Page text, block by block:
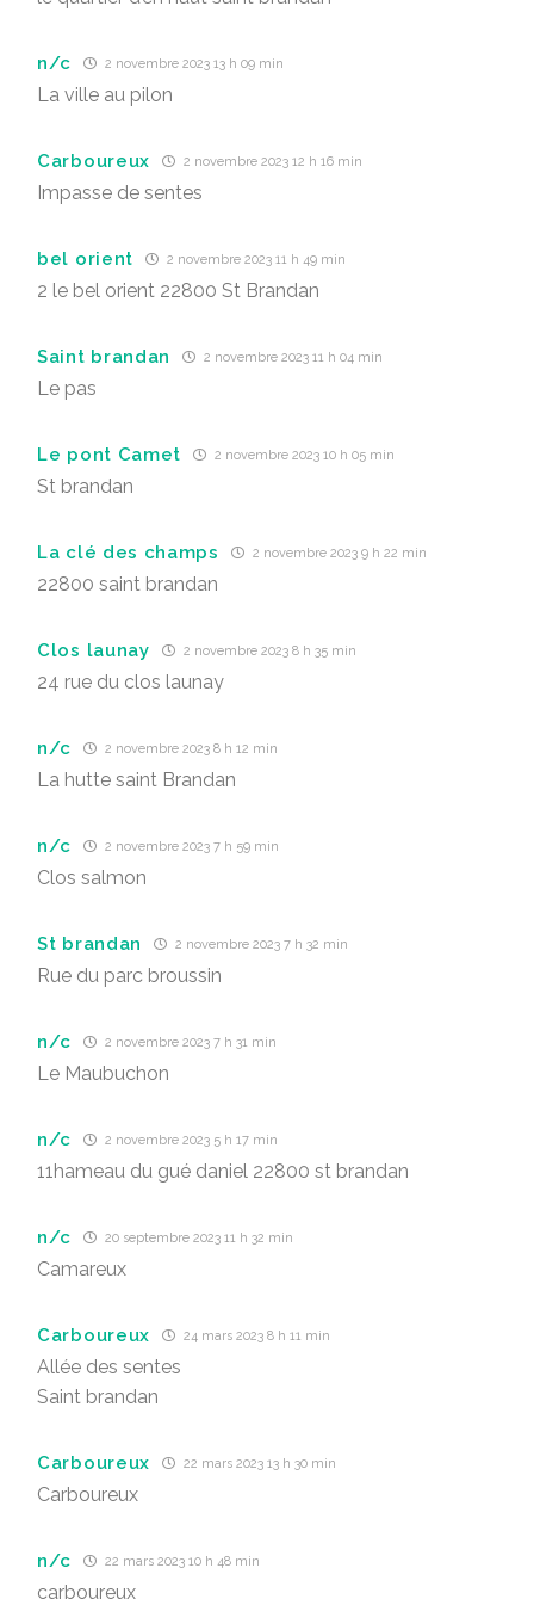
n/c 2 novembre 2023 13 h 09 min
La ville au pilon
Carboureux 2 novembre 2023 12 h 16 min
Impasse de sentes
bel orient 2 novembre 2023 11 h 49 min
2 le bel orient 22800 St Brandan
Saint brandan 2 novembre 2023 11 h 04 min
Le pas
Le pont Camet 2 novembre 2023 10 h 05 min
St brandan
La clé des champs 2 novembre 2023 9 h 22 min
22800 saint brandan
Clos launay 2 novembre 2023 8 h 35 min
24 rue du clos launay
n/c 2 novembre 2023 8 h 12 min
La hutte saint Brandan
n/c 2 novembre 2023 7 h 59 min
Clos salmon
St brandan 2 novembre 2023 7 h 32 min
Rue du parc broussin
n/c 2 novembre 2023 7 h 31 min
Le Maubuchon
n/c 2 novembre 2023 5 h 17 min
11hameau du gué daniel 22800 st brandan
n/c 20 septembre 2023 11 h 32 min
Camareux
Carboureux 24 mars 2023 8 h 11 min
Allée des sentes
Saint brandan
Carboureux 22 mars 2023 13 h 30 min
Carboureux
n/c 22 mars 2023 10 h 48 min
carboureux